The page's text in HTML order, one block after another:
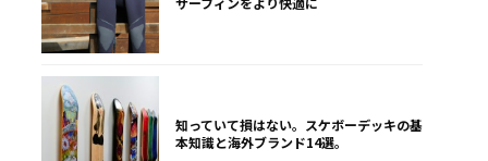
知っていて損はない。スケボーデッキの基
本知識と海外ブランド14選。